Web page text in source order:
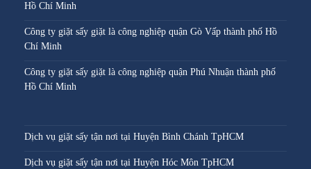
Hồ Chí Minh
Công ty giặt sấy giặt là công nghiệp quận Gò Vấp thành phố Hồ
Chí Minh
Công ty giặt sấy giặt là công nghiệp quận Phú Nhuận thành phố
Hồ Chí Minh
Dịch vụ giặt sấy tận nơi tại Huyện Bình Chánh TpHCM
Dịch vụ giặt sấy tận nơi tại Huyện Hóc Môn TpHCM